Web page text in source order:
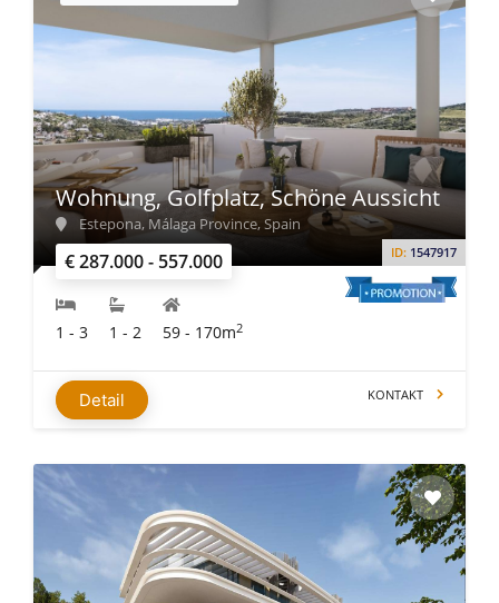
€ 287.000 - 557.000 ID: 1547917
Wohnung, Golfplatz, Schöne Aussicht
Estepona, Málaga Province, Spain
1 - 3 1 - 2 59 - 170m2
Detail KONTAKT